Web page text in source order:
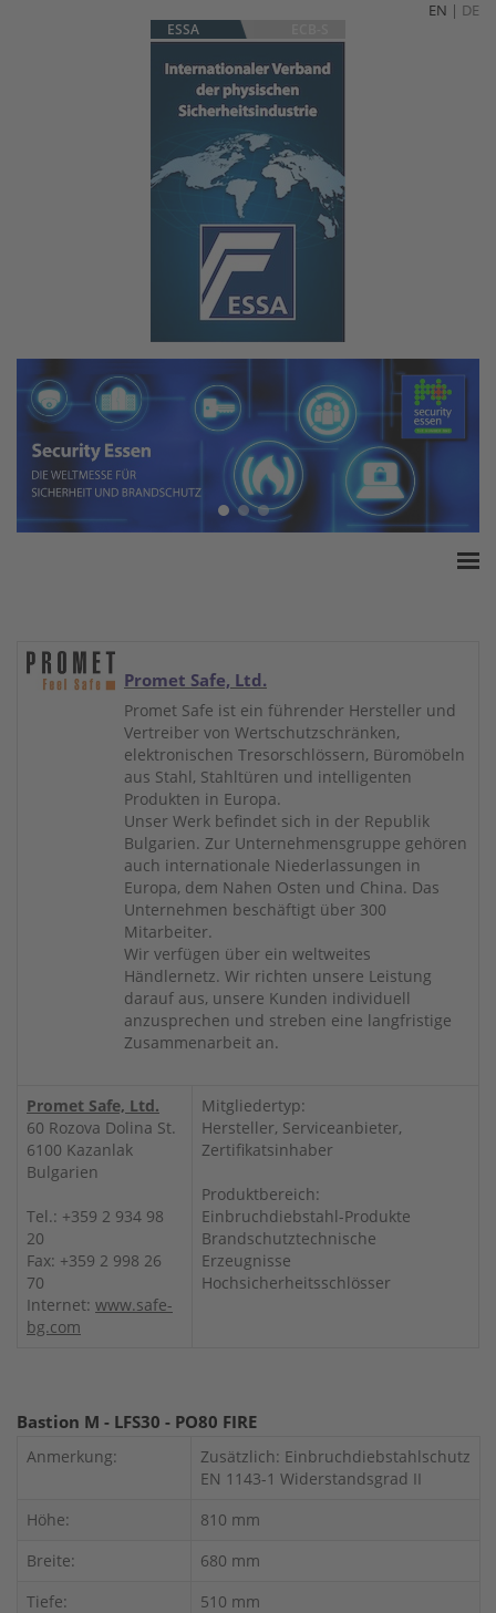
EN | DE
ESSA
White Paper
Versicherungssummen
Promet Safe, Ltd.
Promet Safe ist ein führender Hersteller und
Vertreiber von Wertschutzschränken,
elektronischen Tresorschlössern, Büromöbeln
aus Stahl, Stahltüren und intelligenten
Produkten in Europa.
Unser Werk befindet sich in der Republik
Bulgarien. Zur Unternehmensgruppe gehören
auch internationale Niederlassungen in
Europa, dem Nahen Osten und China. Das
Unternehmen beschäftigt über 300
Mitarbeiter.
Wir verfügen über ein weltweites
Händlernetz. Wir richten unsere Leistung
darauf aus, unsere Kunden individuell
anzusprechen und streben eine langfristige
Zusammenarbeit an.
Promet Safe, Ltd.
60 Rozova Dolina St.
6100 Kazanlak
Bulgarien
Tel.: +359 2 934 98
20
Fax: +359 2 998 26
70
Internet: www.safe-
bg.com
Mitgliedertyp:
Hersteller, Serviceanbieter,
Zertifikatsinhaber
Produktbereich:
Einbruchdiebstahl-Produkte
Brandschutztechnische
Erzeugnisse
Hochsicherheitsschlösser
Bastion M - LFS30 - PO80 FIRE
Anmerkung:
Zusätzlich: Einbruchdiebstahlschutz
EN 1143-1 Widerstandsgrad II
Höhe:
810 mm
Breite:
680 mm
Tiefe:
510 mm